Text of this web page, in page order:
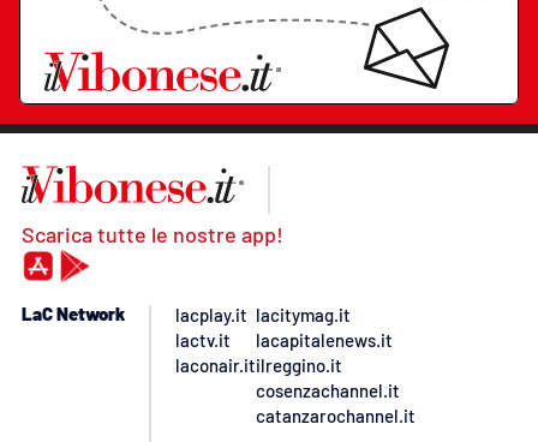
Scarica tutte le nostre app!
LaC Network
lacplay.it
lactv.it
laconair.it
lacitymag.it
lacapitalenews.it
ilreggino.it
cosenzachannel.it
catanzarochannel.it